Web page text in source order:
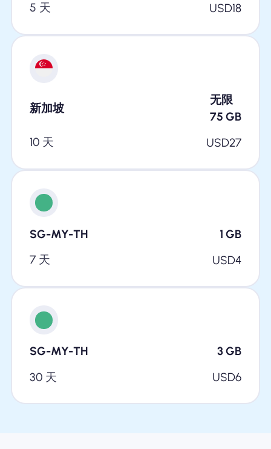
5 天
USD18
新加坡
无限
75 GB
10 天
USD27
SG-MY-TH 1 GB
7 天
USD4
SG-MY-TH 3 GB
30 天
USD6